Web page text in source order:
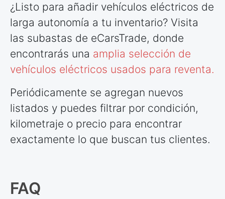
¿Listo para añadir vehículos eléctricos de
larga autonomía a tu inventario? Visita
las subastas de eCarsTrade, donde
encontrarás una amplia selección de
vehículos eléctricos usados para reventa.
Periódicamente se agregan nuevos
listados y puedes filtrar por condición,
kilometraje o precio para encontrar
exactamente lo que buscan tus clientes.
FAQ